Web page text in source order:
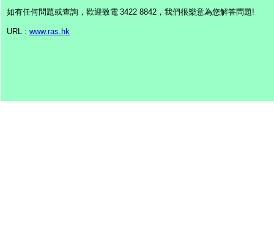
如有任何問題或查詢，歡迎致電 3422 8842 ， 我們很樂意為您解答問題!
URL : www.ras.hk